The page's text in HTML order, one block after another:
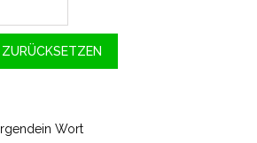
ZURÜCKSETZEN
Irgendein Wort